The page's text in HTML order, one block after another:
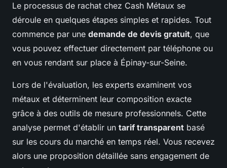
Le processus de rachat chez Cash Métaux se
déroule en quelques étapes simples et rapides. Tout
commence par une demande de devis gratuit, que
vous pouvez effectuer directement par téléphone ou
en vous rendant sur place à Épinay-sur-Seine.
Lors de l'évaluation, les experts examinent vos
métaux et déterminent leur composition exacte
grâce à des outils de mesure professionnels. Cette
analyse permet d'établir un tarif transparent basé
sur les cours du marché en temps réel. Vous recevez
alors une proposition détaillée sans engagement de